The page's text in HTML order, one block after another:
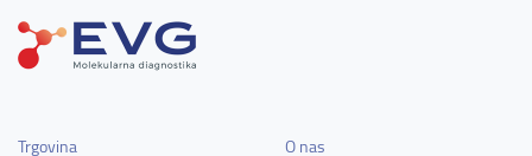
Trgovina
O nas